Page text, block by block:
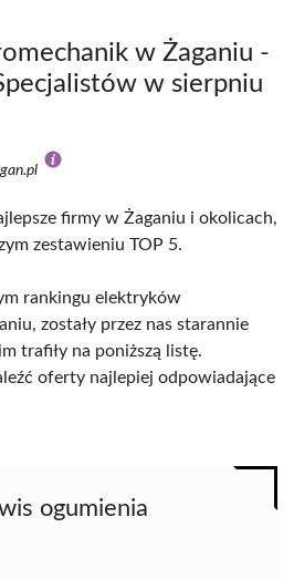
w Żaganiu -
w sierpniu
firmy w Żaganiu i okolicach,
zestawieniu TOP 5.
rankingu elektryków
zostały przez nas starannie
trafiły na poniższą listę.
oferty najlepiej odpowiadające
ogumienia